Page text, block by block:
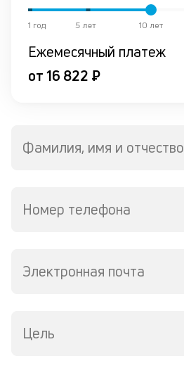
10 лет
5 лет
1 год
Ежемесячный платеж
от 16 822 ₽
Фамилия, имя и отчество
Номер телефона
Электронная почта
Цель